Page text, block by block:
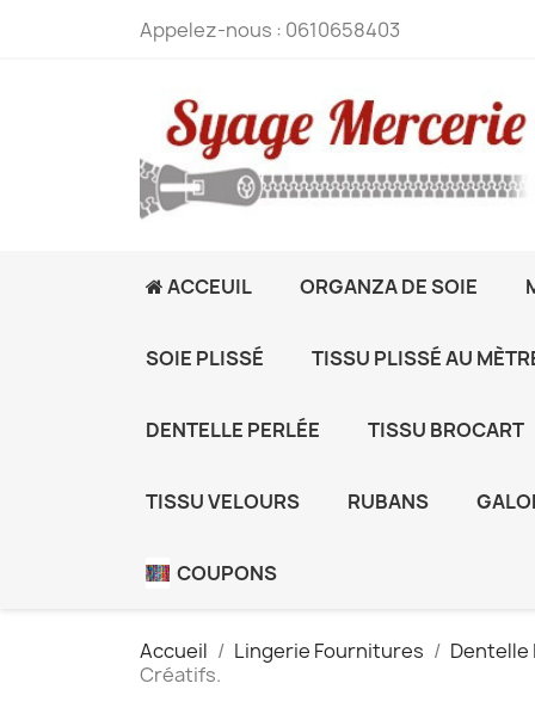
Appelez-nous : 0610658403
ACCEUIL ORGANZA DE SOIE
SOIE PLISSÉ TISSU PLISSÉ AU
DENTELLE PERLÉE TISSU BROCART
TISSU VELOURS RUBANS
COUPONS
Accueil Lingerie Fournitures
Dentelle
Créatifs.